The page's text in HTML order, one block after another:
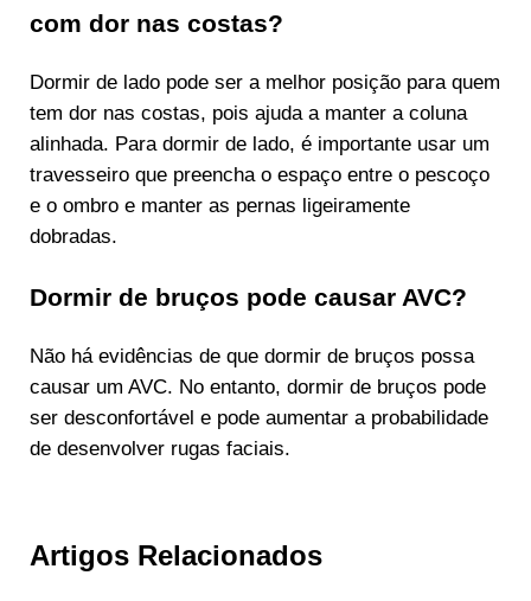
com dor nas costas?
Dormir de lado pode ser a melhor posição para quem
tem dor nas costas, pois ajuda a manter a coluna
alinhada. Para dormir de lado, é importante usar um
travesseiro que preencha o espaço entre o pescoço
e o ombro e manter as pernas ligeiramente
dobradas.
Dormir de bruços pode causar AVC?
Não há evidências de que dormir de bruços possa
causar um AVC. No entanto, dormir de bruços pode
ser desconfortável e pode aumentar a probabilidade
de desenvolver rugas faciais.
Artigos Relacionados